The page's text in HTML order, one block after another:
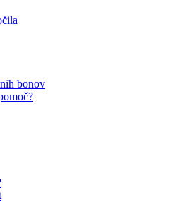
bonov